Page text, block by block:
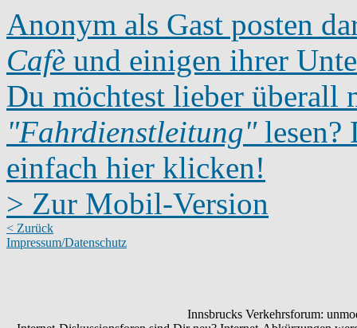
Anonym als Gast posten
Cafè und einigen ihrer
Du möchtest lieber überall
"Fahrdienstleitung"lesen?
einfach hier klicken!
> Zur Mobil-Version
< Zurück
Impressum/Datenschutz
Innsbrucks Verkehrsforum: